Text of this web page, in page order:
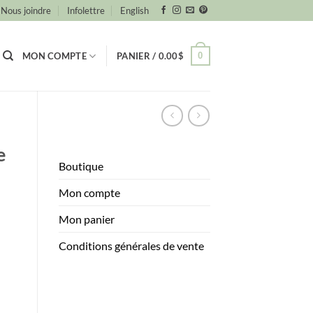
Nous joindre Infolettre English
MON COMPTE PANIER / 0.00$ 0
Boutique
Mon compte
Mon panier
Conditions générales de vente